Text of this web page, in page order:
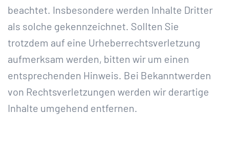
beachtet. Insbesondere werden Inhalte Dritter
als solche gekennzeichnet. Sollten Sie
trotzdem auf eine Urheberrechtsverletzung
aufmerksam werden, bitten wir um einen
entsprechenden Hinweis. Bei Bekanntwerden
von Rechtsverletzungen werden wir derartige
Inhalte umgehend entfernen.